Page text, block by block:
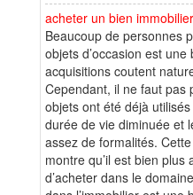
acheter un bien
Beaucoup de personnes
objets d’occasion est
acquisitions coutent
Cependant, il ne faut pas
objets ont été déjà
durée de vie diminuée et
assez de formalités.
montre qu’il est bien
d’acheter dans le